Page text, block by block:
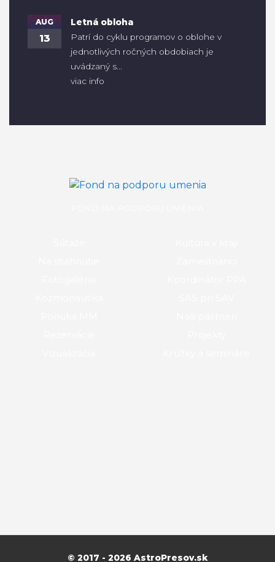
AUG
13
Letná obloha
Patrí do cyklu programov o oblohe v
jednotlivých ročných obdobiach je
uvádzaný s...
viac info
© 2017 - 2026 AstroPresov.sk